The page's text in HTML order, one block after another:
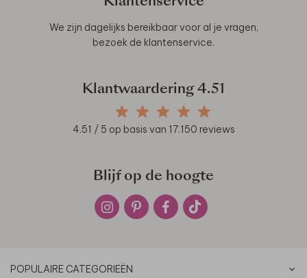
We zijn dagelijks bereikbaar voor al je vragen,
bezoek de klantenservice.
Klantwaardering 4.51
4.51 / 5 op basis van 17.150 reviews
Blijf op de hoogte
POPULAIRE CATEGORIEËN